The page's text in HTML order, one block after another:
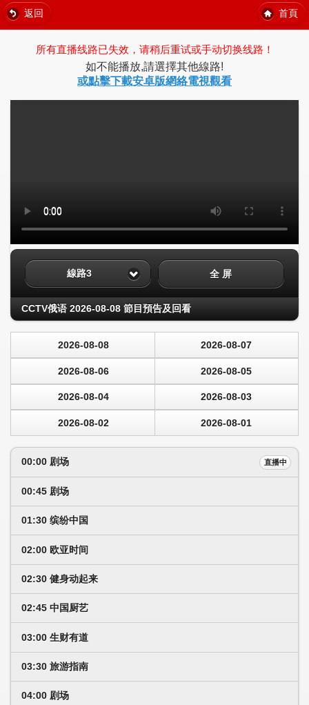
返回 首頁
所有直播线路已失效，请稍后重试或手动切换线路！
如不能播放,請選擇其他線路!
或點擊下載安卓版網絡電視觀看
線路3 全 屏
CCTV俄语 2026-08-08 節目預告及回看
2026-08-08 2026-08-07
2026-08-06 2026-08-05
2026-08-04 2026-08-03
2026-08-02 2026-08-01
00:00 剧场 直播中
00:45 剧场
01:30 缤纷中国
02:00 欧亚时间
02:30 健身动起来
02:45 中国厨艺
03:00 生财有道
03:30 旅游指南
04:00 剧场